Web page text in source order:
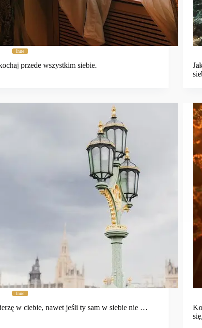
Inne
przede wszystkim siebie.
Inne
w ciebie, nawet jeśli ty sam w siebie nie …